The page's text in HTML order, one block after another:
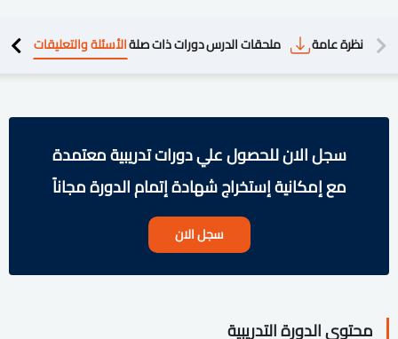
نظرة عامة ملحقات الدرسدورات ذات صلةالأسئلة والتعليقات
سجل الان للحصول علي دورات تدريبية معتمدة
مع إمكانية إستخراج شهادة إتمام الدورة مجاناً
سجل الان
محتوي الدورة التدريبية